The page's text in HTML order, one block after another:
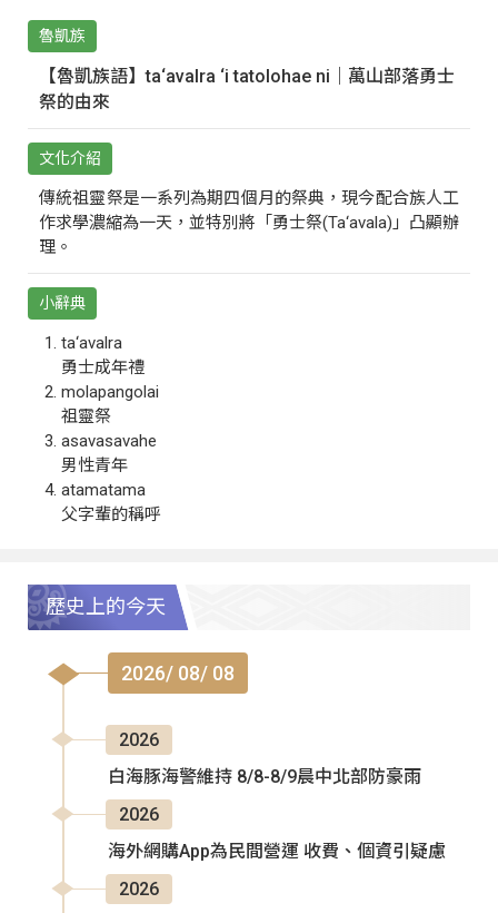
魯凱族
【魯凱族語】ta‘avalra ‘i tatolohae ni｜萬山部落勇士
祭的由來
文化介紹
傳統祖靈祭是一系列為期四個月的祭典，現今配合族人工
作求學濃縮為一天，並特別將「勇士祭(Ta‘avala)」凸顯辦
理。
小辭典
ta‘avalra
勇士成年禮
molapangolai
祖靈祭
asavasavahe
男性青年
atamatama
父字輩的稱呼
歷史上的今天
2026/ 08/ 08
2026
白海豚海警維持 8/8-8/9晨中北部防豪雨
2026
海外網購App為民間營運 收費、個資引疑慮
2026